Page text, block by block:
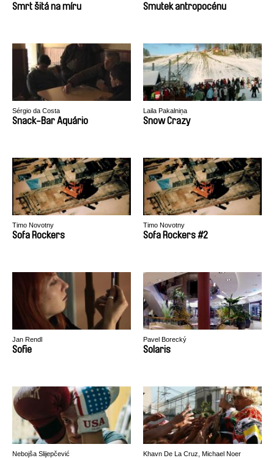
Smrt šitá na míru Smutek antropocénu
Sérgio da Costa
Snack-Bar Aquário
Laila Pakalniņa
Snow Crazy
Timo Novotny
Sofa Rockers
Timo Novotny
Sofa Rockers #2
Jan Rendl
Sofie
Pavel Borecký
Solaris
Nebojša Slijepčević Khavn De La Cruz, Michael Noer